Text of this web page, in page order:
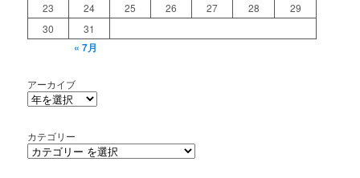
23
24 25 26 27 28
29
30
31
« 7月
アーカイブ
カテゴリー